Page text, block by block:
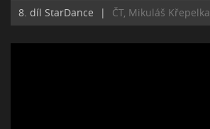
8. díl StarDance | ČT, Mikuláš Křepelka